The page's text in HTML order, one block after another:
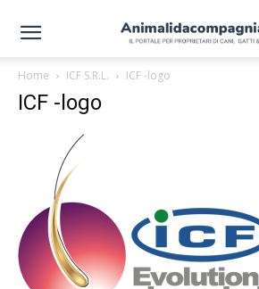
Home ICF S.R.L. ICF -logo
ICF -logo